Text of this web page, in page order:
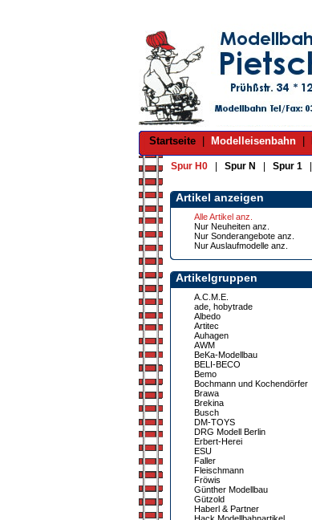
Startseite Modelleisenbahn
Spur H0 Spur N Spur 1
Artikel anzeigen
Alle Artikel anz.
Nur Neuheiten anz.
Nur Sonderangebote anz.
Nur Auslaufmodelle anz.
Artikelgruppen
A.C.M.E.
ade, hobytrade
Albedo
Artitec
Auhagen
AWM
BeKa-Modellbau
BELI-BECO
Bemo
Bochmann und Kochendörfer
Brawa
Brekina
Busch
DM-TOYS
DRG Modell Berlin
Erbert-Herei
ESU
Faller
Fleischmann
Fröwis
Günther Modellbau
Gützold
Haberl & Partner